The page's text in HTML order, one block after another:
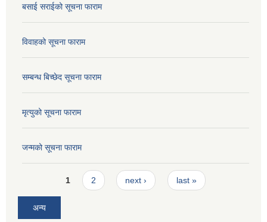
बसाई सराईको सूचना फाराम
विवाहको सूचना फाराम
सम्बन्ध बिच्छेद सूचना फाराम
मृत्युको सूचना फाराम
जन्मको सूचना फाराम
Pages1 2 next › last »
अन्य